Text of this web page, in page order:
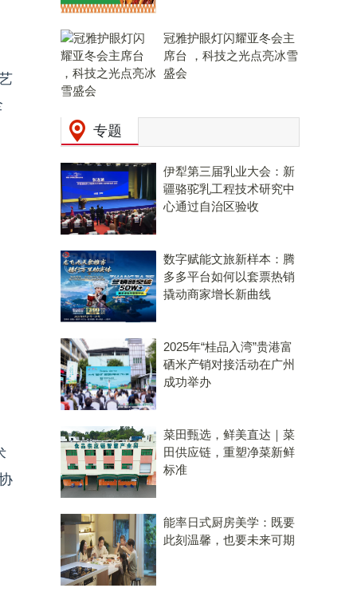
冠雅护眼灯闪耀亚冬会主
席台 ，科技之光点亮冰雪
盛会
专题
伊犁第三届乳业大会：新
疆骆驼乳工程技术研究中
心通过自治区验收
数字赋能文旅新样本：腾
多多平台如何以套票热销
撬动商家增长新曲线
2025年“桂品入湾”贵港富
硒米产销对接活动在广州
成功举办
菜田甄选，鲜美直达｜菜
田供应链，重塑净菜新鲜
标准
能率日式厨房美学：既要
此刻温馨，也要未来可期